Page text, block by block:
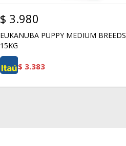
$ 3.980
EUKANUBA PUPPY MEDIUM BREEDS
15KG
$ 3.383